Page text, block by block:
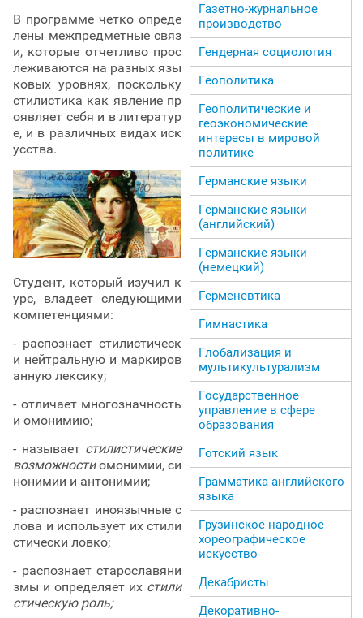
В программе четко опреде
лены межпредметные связ
и, которые отчетливо прос
леживаются на разных язы
ковых уровнях, поскольку
стилистика как явление пр
оявляет себя и в литератур
е, и в различных видах иск
усства.
Студент, который изучил к
урс, владеет следующими
компетенциями:
- распознает стилистическ
и нейтральную и маркиров
анную лексику;
- отличает многозначность
и омонимию;
- называет стилистические
возможностиомонимии, си
нонимии и антонимии;
- распознает иноязычные с
лова и использует их стили
стически ловко;
- распознает старославяни
змы и определяет их стили
стическую роль;
Газетно-журнальное
производство
Гендерная социология
Геополитика
Геополитические и
геоэкономические
интересы в мировой
политике
Германские языки
Германские языки
(английский)
Германские языки
(немецкий)
Герменевтика
Гимнастика
Глобализация и
мультикультурализм
Государственное
управление в сфере
образования
Готский язык
Грамматика английского
языка
Грузинское народное
хореографическое
искусство
Декабристы
Декоративно-